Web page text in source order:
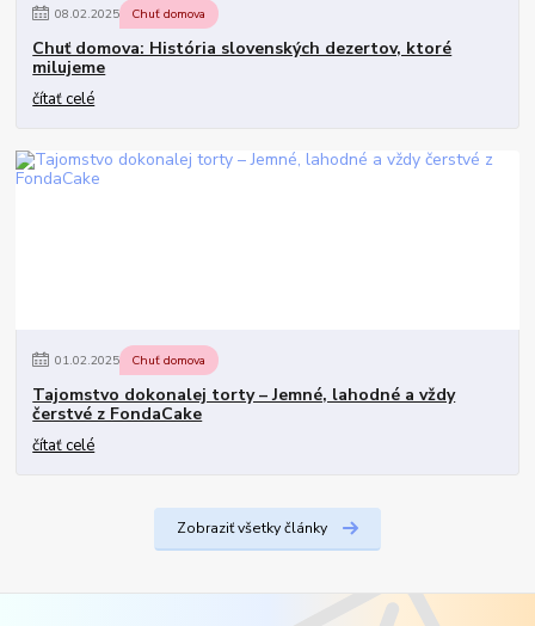
08.02.2025 Chuť domova
Chuť domova: História slovenských dezertov, ktoré
milujeme
čítať celé
01.02.2025 Chuť domova
Tajomstvo dokonalej torty – Jemné, lahodné a vždy
čerstvé z FondaCake
čítať celé
Zobraziť všetky články